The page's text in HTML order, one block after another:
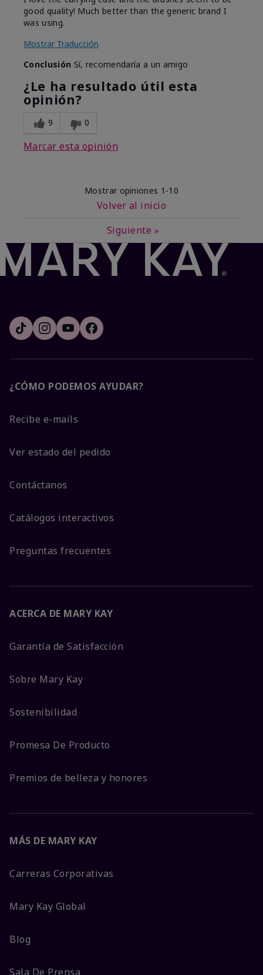
good quality! Much better than the generic brand I
was using.
Mostrar Traducción
Conclusión Sí, recomendaría a un amigo
¿Le ha resultado útil esta
opinión?
9 0
Marcar esta opinión
Mostrar opiniones 1-10
Volver al inicio
Siguiente »
¿CÓMO PODEMOS AYUDAR?
Recibe e-mails
Ver estado del pedido
Contáctanos
Catálogos interactivos
Preguntas frecuentes
ACERCA DE MARY KAY
Garantía de Satisfacción
Sobre Mary Kay
Sostenibilidad
Promesa De Producto
Premios de belleza y honores
MÁS DE MARY KAY
Carreras Corporativas
Mary Kay Global
Blog
Sala De Prensa